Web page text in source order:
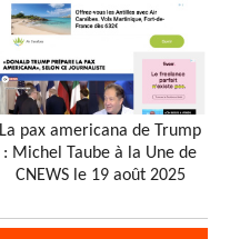
La pax americana de Trump
: Michel Taube à la Une de
CNEWS le 19 août 2025